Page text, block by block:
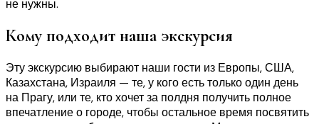
не нужны.
Кому подходит наша экскурсия
Эту экскурсию выбирают наши гости из Европы, США,
Казахстана, Израиля — те, у кого есть только один день
на Прагу, или те, кто хочет за полдня получить полное
впечатление о городе, чтобы остальное время посвятить